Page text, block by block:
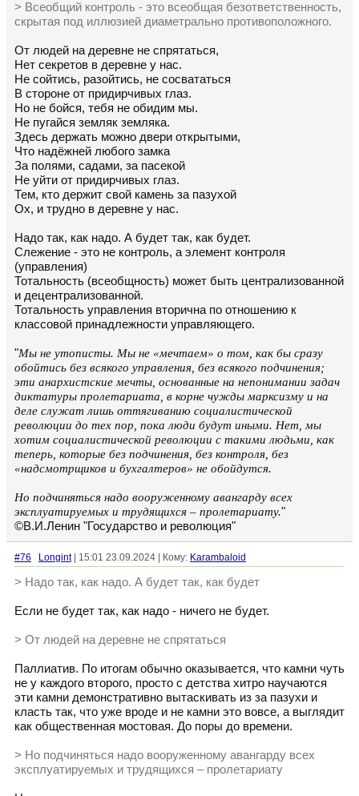
> Всеобщий контроль - это всеобщая безответственность,
скрытая под иллюзией диаметрально противоположного.
От людей на деревне не спрятаться,
Hет секретов в деревне у нас.
Hе сойтись, разойтись, не сосвататься
В стороне от придирчивых глаз.
Hо не бойся, тебя не обидим мы.
Hе пугайся земляк земляка.
Здесь держать можно двери открытыми,
Что надёжней любого замка
За полями, садами, за пасекой
Не уйти от придирчивых глаз.
Тем, кто держит свой камень за пазухой
Ох, и трудно в деревне у нас.
Надо так, как надо. А будет так, как будет.
Слежение - это не контроль, а элемент контроля
(управления)
Тотальность (всеобщность) может быть централизованной
и децентрализованной.
Тотальность управления вторична по отношению к
классовой принадлежности управляющего.
"Мы не утописты. Мы не «мечтаем» о том, как бы сразу
обойтись без всякого управления, без всякого подчинения;
эти анархистские мечты, основанные на непонимании задач
диктатуры пролетариата, в корне чужды марксизму и на
деле служат лишь оттягиванию социалистической
революции до тех пор, пока люди будут иными. Нет, мы
хотим социалистической революции с такими людьми, как
теперь, которые без подчинения, без контроля, без
«надсмотрщиков и бухгалтеров» не обойдутся.
Но подчиняться надо вооруженному авангарду всех
эксплуатируемых и трудящихся – пролетариату."
©В.И.Ленин "Государство и революция"
#76 Longint| 15:01 23.09.2024 | Кому: Karambaloid
> Надо так, как надо. А будет так, как будет
Если не будет так, как надо - ничего не будет.
> От людей на деревне не спрятаться
Паллиатив. По итогам обычно оказывается, что камни чуть
не у каждого второго, просто с детства хитро научаются
эти камни демонстративно вытаскивать из за пазухи и
класть так, что уже вроде и не камни это вовсе, а выглядит
как общественная мостовая. До поры до времени.
> Но подчиняться надо вооруженному авангарду всех
эксплуатируемых и трудящихся – пролетариату